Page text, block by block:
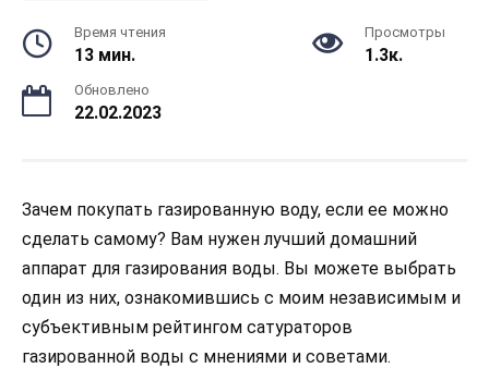
Время чтения
13 мин.
Просмотры
1.3к.
Обновлено
22.02.2023
Зачем покупать газированную воду, если ее можно
сделать самому? Вам нужен лучший домашний
аппарат для газирования воды. Вы можете выбрать
один из них, ознакомившись с моим независимым и
субъективным рейтингом сатураторов
газированной воды с мнениями и советами.